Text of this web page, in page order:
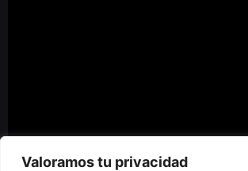
Valoramos tu privacidad